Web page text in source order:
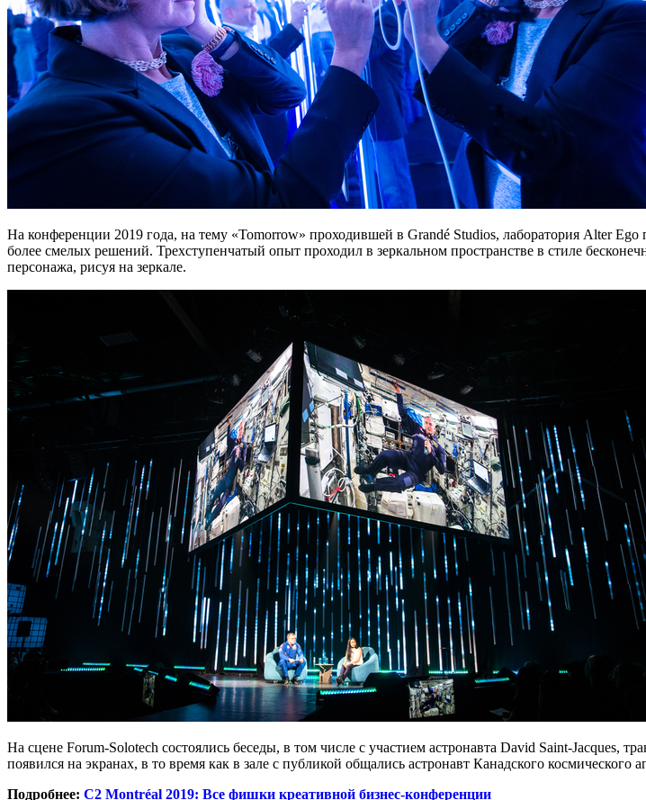
На конференции 2019 года, на тему «Tomorrow» проходившей в Grandé Studios, лаборатория Alter
более смелых решений. Трехступенчатый опыт проходил в зеркальном пространстве в стиле
персонажа, рисуя на зеркале.
На сцене Forum-Solotech состоялись беседы, в том числе с участием астронавта David Saint-Jacques,
появился на экранах, в то время как в зале с публикой общались астронавт Канадского
Подробнее: C2 Montréal 2019: Все фишки креативной бизнес-конференции